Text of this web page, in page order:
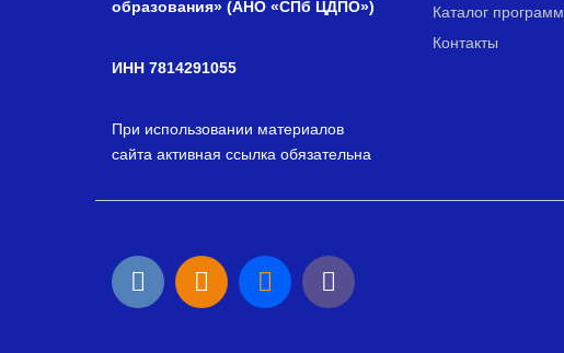
образования» (АНО «СПб ЦДПО»)
ИНН 7814291055
При использовании материалов
сайта активная ссылка обязательна
Каталог программ
Контакты